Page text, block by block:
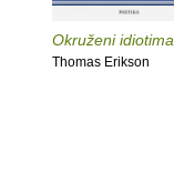
Okruženi idiotima
Thomas Erikson